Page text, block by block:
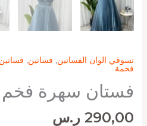
تسوقي الوان الفساتين, فساتين,
فخمة
فستان سهرة فخم
290,00 ر.س